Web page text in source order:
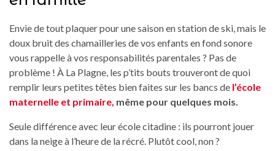
Envie de tout plaquer pour une saison en station de ski, mais le
doux bruit des chamailleries de vos enfants en fond sonore
vous rappelle à vos responsabilités parentales ? Pas de
problème ! À La Plagne, les p’tits bouts trouveront de quoi
remplir leurs petites têtes bien faites sur les bancs de l’école
maternelle et primaire, même pour quelques mois.
Seule différence avec leur école citadine : ils pourront jouer
dans la neige à l’heure de la récré. Plutôt cool, non ?